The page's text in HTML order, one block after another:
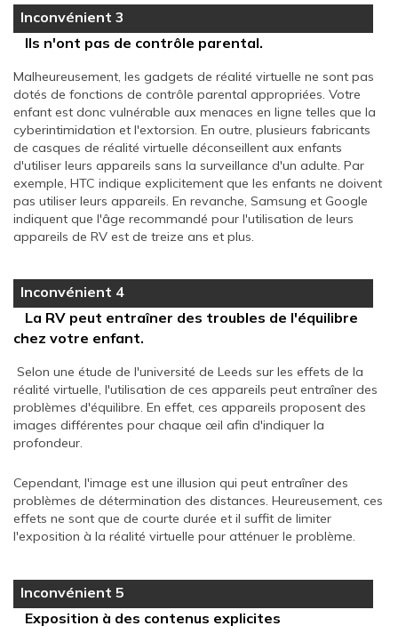
Inconvénient 3
Ils n'ont pas de contrôle parental.
Malheureusement, les gadgets de réalité virtuelle ne sont pas
dotés de fonctions de contrôle parental appropriées. Votre
enfant est donc vulnérable aux menaces en ligne telles que la
cyberintimidation et l'extorsion. En outre, plusieurs fabricants
de casques de réalité virtuelle déconseillent aux enfants
d'utiliser leurs appareils sans la surveillance d'un adulte. Par
exemple, HTC indique explicitement que les enfants ne doivent
pas utiliser leurs appareils. En revanche, Samsung et Google
indiquent que l'âge recommandé pour l'utilisation de leurs
appareils de RV est de treize ans et plus.
Inconvénient 4
La RV peut entraîner des troubles de l'équilibre
chez votre enfant.
Selon une étude de l'université de Leeds sur les effets de la
réalité virtuelle, l'utilisation de ces appareils peut entraîner des
problèmes d'équilibre. En effet, ces appareils proposent des
images différentes pour chaque œil afin d'indiquer la
profondeur.
Cependant, l'image est une illusion qui peut entraîner des
problèmes de détermination des distances. Heureusement, ces
effets ne sont que de courte durée et il suffit de limiter
l'exposition à la réalité virtuelle pour atténuer le problème.
Inconvénient 5
Exposition à des contenus explicites